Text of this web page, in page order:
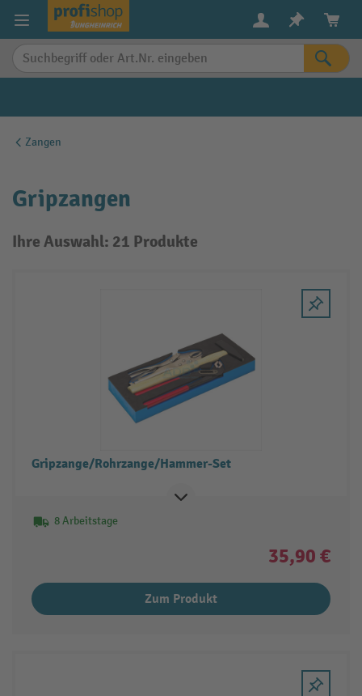
springen
Zangen
Gripzangen
Ihre Auswahl: 21 Produkte
Gripzange/Rohrzange/Hammer-Set
8 Arbeitstage
35,90 €
Zum Produkt